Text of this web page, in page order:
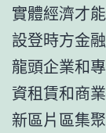
實體經濟才
設登時方金
龍頭企業和
資租賃和商
新區片區集